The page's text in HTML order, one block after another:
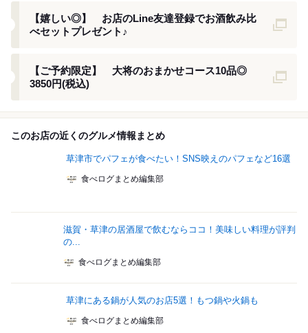
【嬉しい◎】 お店のLine友達登録でお酒飲み比
べセットプレゼント♪
【ご予約限定】 大将のおまかせコース10品◎
3850円(税込)
このお店の近くのグルメ情報まとめ
草津市でパフェが食べたい！SNS映えのパフェなど16選
食べログまとめ編集部
滋賀・草津の居酒屋で飲むならココ！美味しい料理が評判
の...
食べログまとめ編集部
草津にある鍋が人気のお店5選！もつ鍋や火鍋も
食べログまとめ編集部